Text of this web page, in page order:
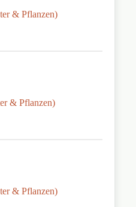
& Pflanzen)
& Pflanzen)
& Pflanzen)